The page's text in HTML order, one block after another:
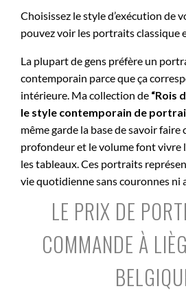
Choisissez le style d’exécution de
pouvez voir les portraits classique
La plupart de gens préfère un
contemporain parce que ça
intérieure. Ma collection de “Rois
le style contemporain de
même garde la base de savoir faire
profondeur et le volume font vivre
les tableaux. Ces portraits
vie quotidienne sans couronnes ni
LE PRIX DE
COMMANDE À